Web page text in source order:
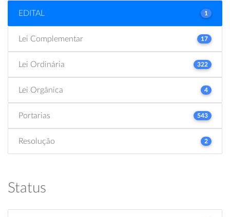
EDITAL 1
Lei Complementar 17
Lei Ordinária 322
Lei Orgânica 4
Portarias 543
Resolução 2
Status